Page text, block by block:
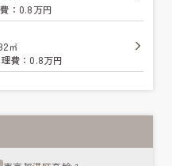
：0.8万円
㎡
費：0.8万円